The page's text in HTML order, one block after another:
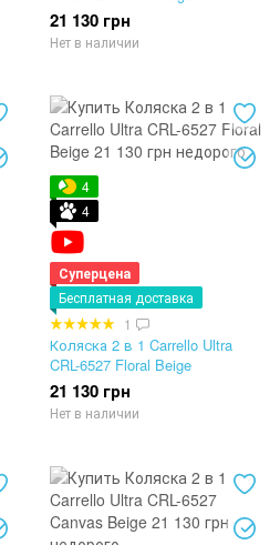
21 130 грн
Нет в наличии
4
4
Суперцена
Бесплатная доставка
1
Коляска 2 в 1 Carrello Ultra
CRL-6527 Floral Beige
21 130 грн
Нет в наличии